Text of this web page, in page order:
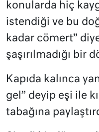
konularda hiç
istendiği ve bu
kadar cömert”
şaşırılmadığı bir
Kapıda kalınca
gel” deyip eşi ile
tabağına